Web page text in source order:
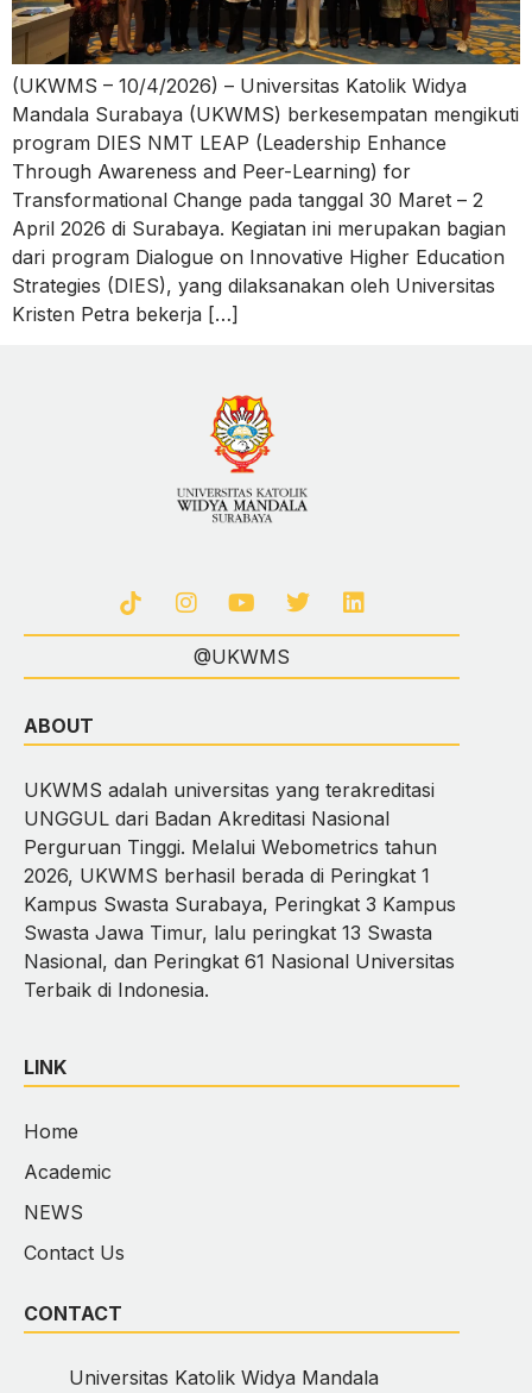
(UKWMS – 10/4/2026) – Universitas Katolik Widya
Mandala Surabaya (UKWMS) berkesempatan mengikuti
program DIES NMT LEAP (Leadership Enhance
Through Awareness and Peer-Learning) for
Transformational Change pada tanggal 30 Maret – 2
April 2026 di Surabaya. Kegiatan ini merupakan bagian
dari program Dialogue on Innovative Higher Education
Strategies (DIES), yang dilaksanakan oleh Universitas
Kristen Petra bekerja […]
@UKWMS
ABOUT
UKWMS adalah universitas yang terakreditasi
UNGGUL dari Badan Akreditasi Nasional
Perguruan Tinggi. Melalui Webometrics tahun
2026, UKWMS berhasil berada di Peringkat 1
Kampus Swasta Surabaya, Peringkat 3 Kampus
Swasta Jawa Timur, lalu peringkat 13 Swasta
Nasional, dan Peringkat 61 Nasional Universitas
Terbaik di Indonesia.
LINK
Home
Academic
NEWS
Contact Us
CONTACT
Universitas Katolik Widya Mandala